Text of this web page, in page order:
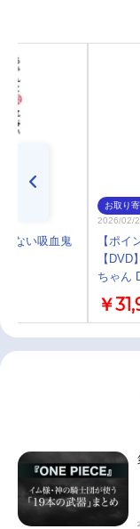
ない吸血鬼
お取り
2026/02/
【ポイ
【
ちゃん
￥